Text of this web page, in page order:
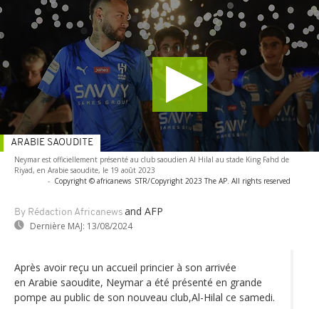
Neymar est officiellement présenté au club saoudien Al Hilal au stade King Fahd de
Riyad, en Arabie saoudite, le 19 août 2023
- Copyright © africanews STR/Copyright 2023 The AP. All rights reserved
By Rédaction Africanews and AFP
Dernière MAJ: 13/08/2024
ARABIE SAOUDITE
Après avoir reçu un accueil princier à son arrivée
en Arabie saoudite, Neymar a été présenté en grande
pompe au public de son nouveau club,Al-Hilal ce samedi.